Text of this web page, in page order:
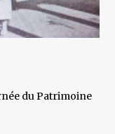
du Patrimoine